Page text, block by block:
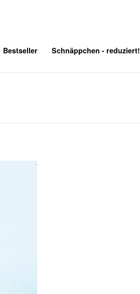
Bestseller Schnäppchen - reduziert!